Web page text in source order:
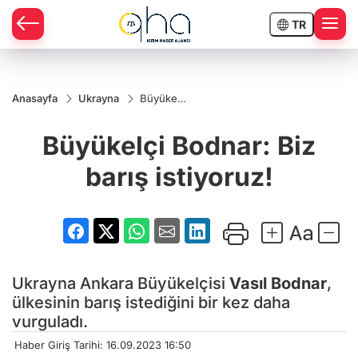
TR
Anasayfa Ukrayna
Büyükelçi
istiyoruz!
Büyükelçi Bodnar: Biz
barış istiyoruz!
Ukrayna Ankara Büyükelçisi Vasıl Bodnar,
ülkesinin barış istediğini bir kez daha
vurguladı.
Haber Giriş Tarihi: 16.09.2023 16:50